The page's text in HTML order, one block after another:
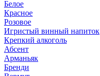
Белое
Красное
Розовое
Игристый винный напиток
Крепкий алкоголь
Абсент
Арманьяк
Бренди